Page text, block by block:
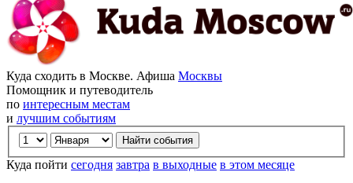
Куда сходить в Москве. Афиша Москвы
Помощник и путеводитель
по интересным местам
и лучшим событиям
Куда пойти сегодня завтра в выходные в этом месяце